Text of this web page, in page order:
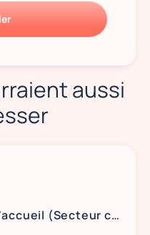
aussi
CDD 2 mois - Hôtesse d'accueil (Secteur culturel)